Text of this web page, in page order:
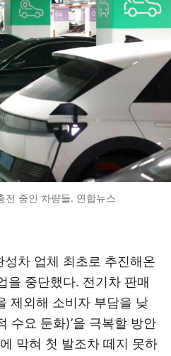
전 중인 차량들. 연합뉴스
성차 업체 최초로 추진해온
을 중단했다. 전기차 판매
제외해 소비자 부담을 낮
수요 둔화)’을 극복할 방안
막혀 첫 발조차 떼지 못하